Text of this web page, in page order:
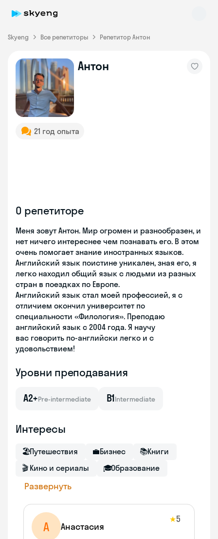
Skyeng Все репетиторы Репетитор Антон
Антон
21 год опыта
О репетиторе
Меня зовут Антон. Мир огромен и разнообразен, и
нет ничего интереснее чем познавать его. В этом
очень помогает знание иностранных языков.
Английский язык поистине уникален, зная его, я
легко находил общий язык с людьми из разных
стран в поездках по Европе.
Английский язык стал моей профессией, я с
отличием окончил университет по
специальности «Филология». Преподаю
английский язык с 2004 года. Я научу
вас говорить по-английски легко и с
удовольствием!
Уровни преподавания
A2+Pre-intermediate B1Intermediate
Интересы
🏖Путешествия 💼Бизнес 📚Книги
🎬 Кино и сериалы 🎓Образование
Развернуть
А Анастасия
★5
Skyeng Chat
online